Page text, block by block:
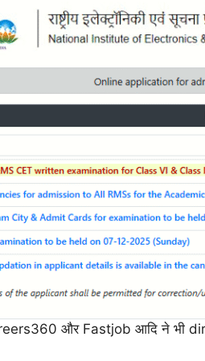
और Fastjob आदि ने